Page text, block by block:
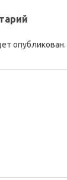
опубликован.